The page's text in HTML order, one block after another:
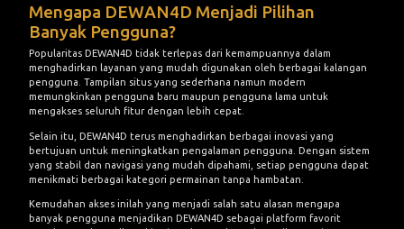
Mengapa DEWAN4D Menjadi Pilihan
Banyak Pengguna?
Popularitas DEWAN4D tidak terlepas dari kemampuannya dalam
menghadirkan layanan yang mudah digunakan oleh berbagai kalangan
pengguna. Tampilan situs yang sederhana namun modern
memungkinkan pengguna baru maupun pengguna lama untuk
mengakses seluruh fitur dengan lebih cepat.
Selain itu, DEWAN4D terus menghadirkan berbagai inovasi yang
bertujuan untuk meningkatkan pengalaman pengguna. Dengan sistem
yang stabil dan navigasi yang mudah dipahami, setiap pengguna dapat
menikmati berbagai kategori permainan tanpa hambatan.
Kemudahan akses inilah yang menjadi salah satu alasan mengapa
banyak pengguna menjadikan DEWAN4D sebagai platform favorit